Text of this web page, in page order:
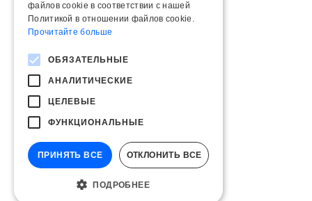
файлов cookie в соответствии с нашей
Политикой в ​​отношении файлов cookie.
Прочитайте больше
ОБЯЗАТЕЛЬНЫЕ
АНАЛИТИЧЕСКИЕ
ЦЕЛЕВЫЕ
ФУНКЦИОНАЛЬНЫЕ
ПРИНЯТЬ ВСЕ ОТКЛОНИТЬ ВСЕ
ПОДРОБНЕЕ